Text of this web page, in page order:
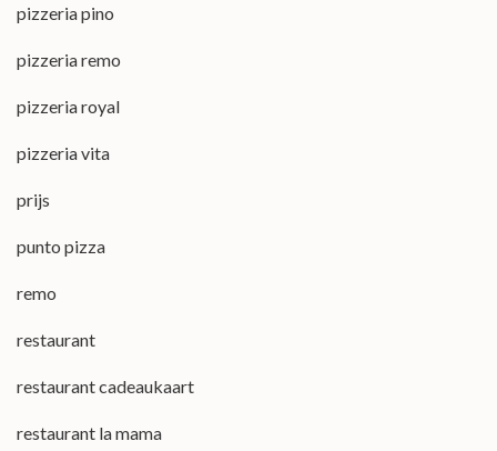
pizzeria pino
pizzeria remo
pizzeria royal
pizzeria vita
prijs
punto pizza
remo
restaurant
restaurant cadeaukaart
restaurant la mama